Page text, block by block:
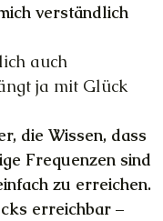
verständlich
auch
ja mit Glück
die Wissen, dass
Frequenzen sind
zu erreichen.
erreichbar –